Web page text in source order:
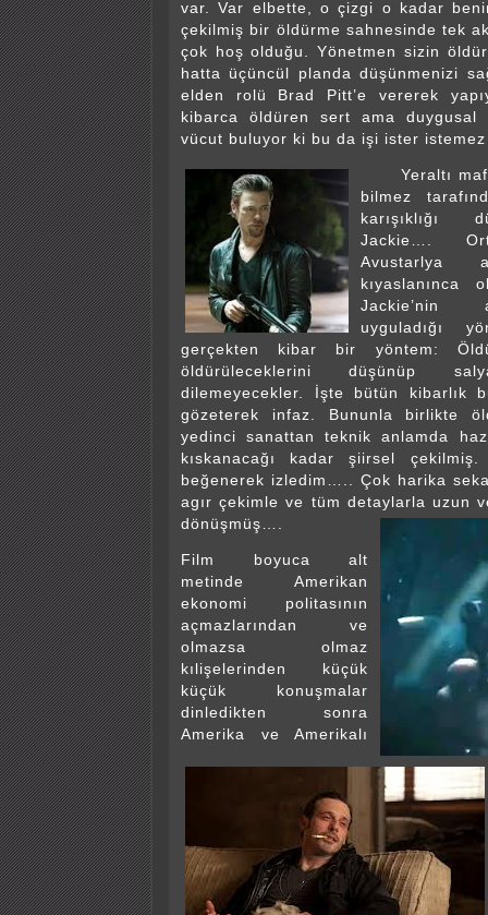
var. Var elbette, o çizgi o kadar
çekilmiş bir öldürme sahnesinde tek
çok hoş olduğu. Yönetmen sizin
hatta üçüncül planda düşünmenizi
elden rolü Brad Pitt’e vererek
kibarca öldüren sert ama duygusal
vücut buluyor ki bu da işi ister
Yeraltı
bilmez
karışıklığı
Jackie….
Avustarlya
kıyaslanınca
Jackie’nin
uyguladığı
gerçekten kibar bir yöntem:
öldürüleceklerini düşünüp
dilemeyecekler. İşte bütün kibarlık
gözeterek infaz. Bununla birlikte
yedinci sanattan teknik anlamda
kıskanacağı kadar şiirsel
beğenerek izledim….. Çok harika
agır çekimle ve tüm detaylarla uzun
dönüşmüş….
Film boyuca alt
metinde Amerikan
ekonomi politasının
açmazlarından ve
olmazsa olmaz
kılişelerinden küçük
küçük konuşmalar
dinledikten sonra
Amerika ve Amerikalı